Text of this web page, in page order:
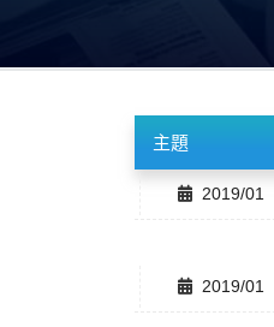
主題
2019/01
2019/01